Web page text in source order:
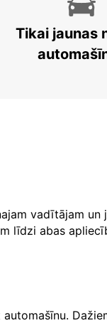
Tikai jaunas
vadītājam un
līdzi abas